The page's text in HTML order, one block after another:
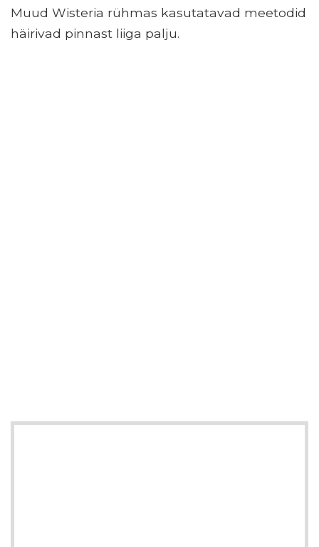
Muud Wisteria rühmas kasutatavad meetodid
häirivad pinnast liiga palju.